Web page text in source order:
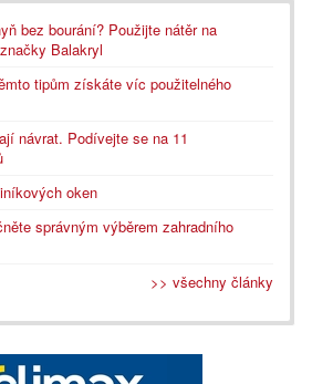
bez bourání? Použijte nátěr na
Balakryl
tipům získáte víc použitelného
návrat. Podívejte se na 11
oken
správným výběrem zahradního
>> všechny články